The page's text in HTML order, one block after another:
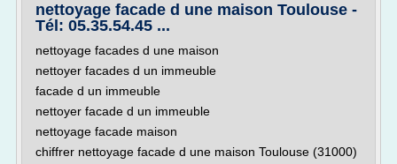
nettoyage facade d une maison Toulouse -
Tél: 05.35.54.45 ...
nettoyage facades d une maison
nettoyer facades d un immeuble
facade d un immeuble
nettoyer facade d un immeuble
nettoyage facade maison
chiffrer nettoyage facade d une maison Toulouse (31000)